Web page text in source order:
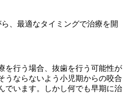
、最適なタイミングで治療を開
を行う場合、抜歯を行う可能性が
うならないよう小児期からの咬合
でいます。しかし何でも早期に治